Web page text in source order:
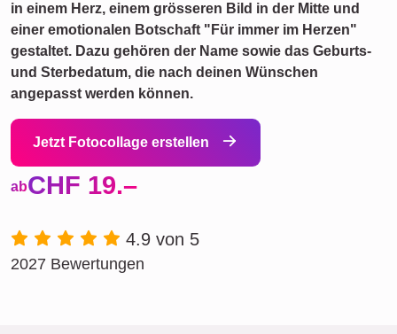
in einem Herz, einem grösseren Bild in der Mitte und
einer emotionalen Botschaft "Für immer im Herzen"
gestaltet. Dazu gehören der Name sowie das Geburts-
und Sterbedatum, die nach deinen Wünschen
angepasst werden können.
Jetzt Fotocollage erstellen
abCHF 19.–
4.9 von 5
2027 Bewertungen